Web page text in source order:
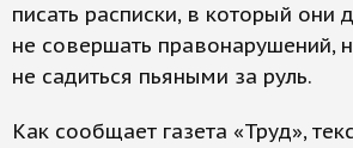
писать расписки, в который они
не совершать правонарушений,
не садиться пьяными за руль.
Как сообщает газета «Труд»,